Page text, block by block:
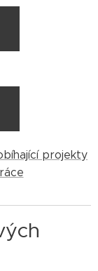
projekty